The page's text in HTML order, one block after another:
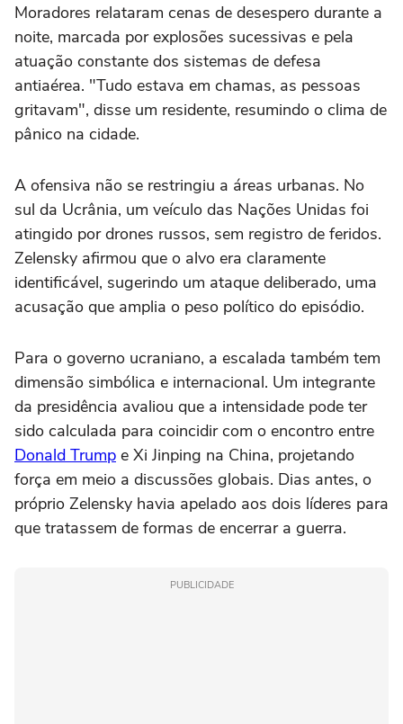
Moradores relataram cenas de desespero durante a
noite, marcada por explosões sucessivas e pela
atuação constante dos sistemas de defesa
antiaérea. "Tudo estava em chamas, as pessoas
gritavam", disse um residente, resumindo o clima de
pânico na cidade.
A ofensiva não se restringiu a áreas urbanas. No
sul da Ucrânia, um veículo das Nações Unidas foi
atingido por drones russos, sem registro de feridos.
Zelensky afirmou que o alvo era claramente
identificável, sugerindo um ataque deliberado, uma
acusação que amplia o peso político do episódio.
Para o governo ucraniano, a escalada também tem
dimensão simbólica e internacional. Um integrante
da presidência avaliou que a intensidade pode ter
sido calculada para coincidir com o encontro entre
Donald Trump e Xi Jinping na China, projetando
força em meio a discussões globais. Dias antes, o
próprio Zelensky havia apelado aos dois líderes para
que tratassem de formas de encerrar a guerra.
PUBLICIDADE